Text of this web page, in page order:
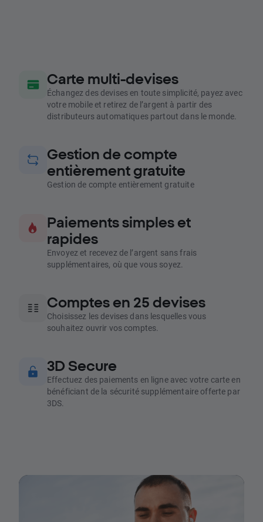
Carte multi-devises
Échangez des devises en toute simplicité, payez avec
votre mobile et retirez de l’argent à partir des
distributeurs automatiques partout dans le monde.
Gestion de compte
entièrement gratuite
Gestion de compte entièrement gratuite
Paiements simples et
rapides
Envoyez et recevez de l’argent sans frais
supplémentaires, où que vous soyez.
Comptes en 25 devises
Choisissez les devises dans lesquelles vous
souhaitez ouvrir vos comptes.
3D Secure
Effectuez des paiements en ligne avec votre carte en
bénéficiant de la sécurité supplémentaire offerte par
3DS.